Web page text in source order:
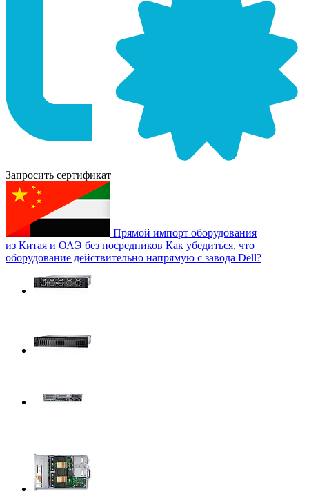
Запросить сертификат
Прямой импорт оборудования
из Китая и ОАЭ без посредников Как убедиться, что
оборудование действительно напрямую с завода Dell?